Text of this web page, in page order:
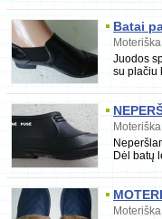
Batai
Juodos
su plačiu
Dėl batų